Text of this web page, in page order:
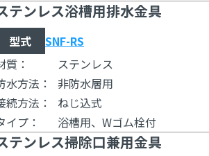
テンレス浴槽用排水金具
型式
SNF-RS
質：
ステンレス
水方法：
非防水層用
続方法：
ねじ込式
イプ：
浴槽用、Wゴム栓付
テンレス掃除口兼用金具